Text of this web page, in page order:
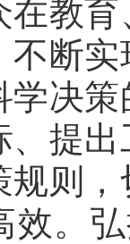
在教
不断
学决
、提
规则
效。